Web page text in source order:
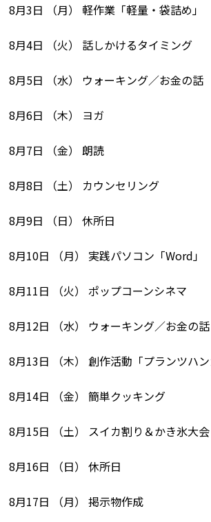
8月3日 （月） 軽作業「軽量・袋詰め」
8月4日 （火） 話しかけるタイミング
8月5日 （水） ウォーキング／お金の話
8月6日 （木） ヨガ
8月7日 （金） 朗読
8月8日 （土） カウンセリング
8月9日 （日） 休所日
8月10日 （月） 実践パソコン「Word」
8月11日 （火） ポップコーンシネマ
8月12日 （水） ウォーキング／お金の話
8月13日 （木） 創作活動「プランツハン
8月14日 （金） 簡単クッキング
8月15日 （土） スイカ割り＆かき氷大会
8月16日 （日） 休所日
8月17日 （月） 掲示物作成